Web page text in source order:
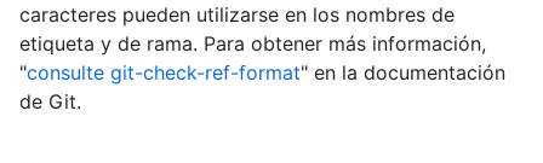
caracteres pueden utilizarse en los nombres de
etiqueta y de rama. Para obtener más información,
"consulte git-check-ref-format" en la documentación
de Git.